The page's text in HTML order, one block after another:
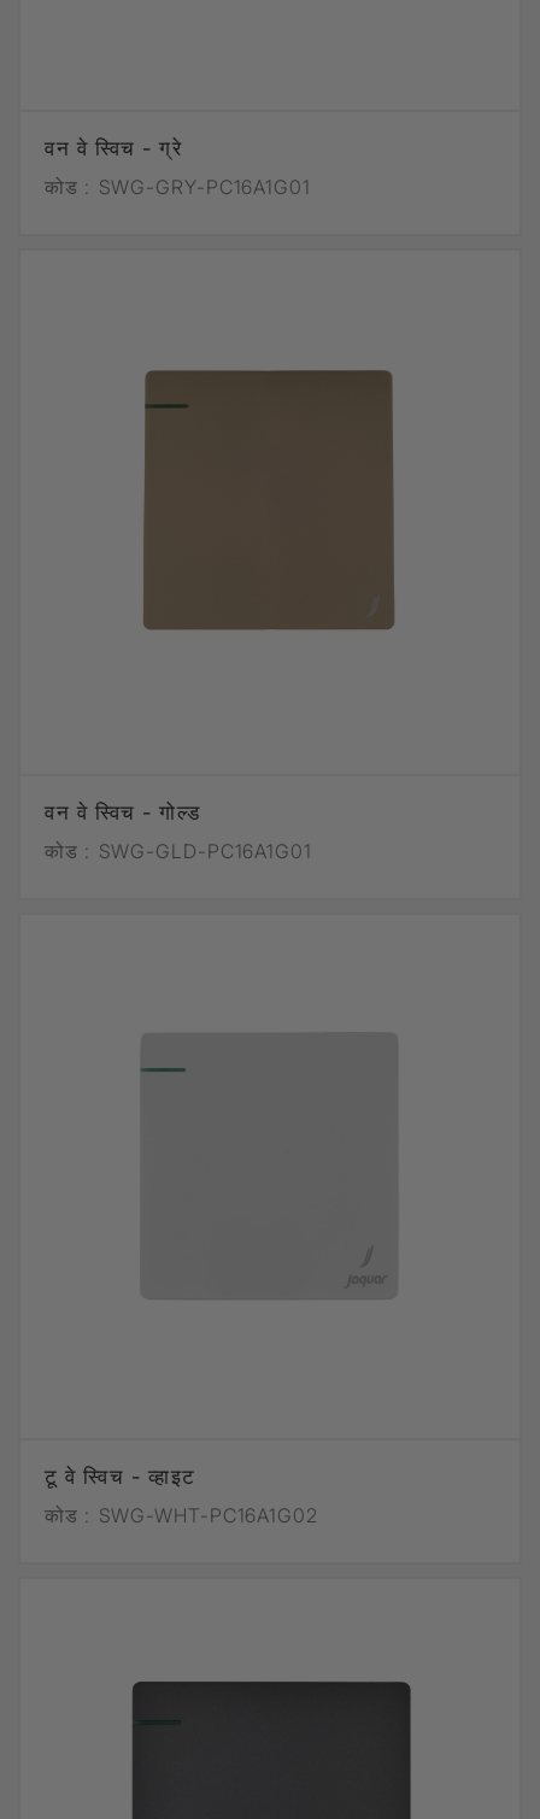
वन वे स्विच - ग्रे
कोड : SWG-GRY-PC16A1G01
वन वे स्विच - गोल्ड
कोड : SWG-GLD-PC16A1G01
टू वे स्विच - व्हाइट
कोड : SWG-WHT-PC16A1G02